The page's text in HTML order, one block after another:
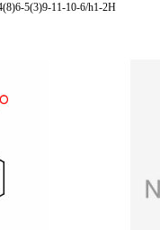
5(3)9-11-10-6/h1-2H